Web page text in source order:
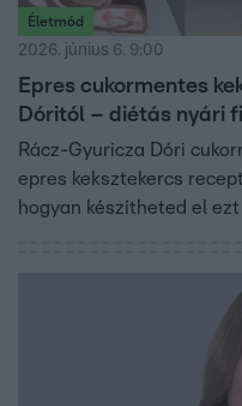
Életmód
2026. június 6. 9:00
Epres cukormentes
Dóritól – diétás nyári
Rácz-Gyuricza Dóri
epres keksztekercs
hogyan készítheted el